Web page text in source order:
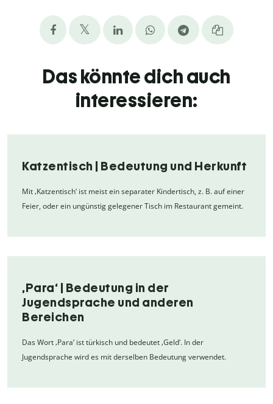
Das könnte dich auch
interessieren:
Katzentisch | Bedeutung und Herkunft
Mit ‚Katzentisch‘ ist meist ein separater Kindertisch, z. B. auf einer
Feier, oder ein ungünstig gelegener Tisch im Restaurant gemeint.
‚Para‘ | Bedeutung in der
Jugendsprache und anderen
Bereichen
Das Wort ‚Para‘ ist türkisch und bedeutet ‚Geld‘. In der
Jugendsprache wird es mit derselben Bedeutung verwendet.